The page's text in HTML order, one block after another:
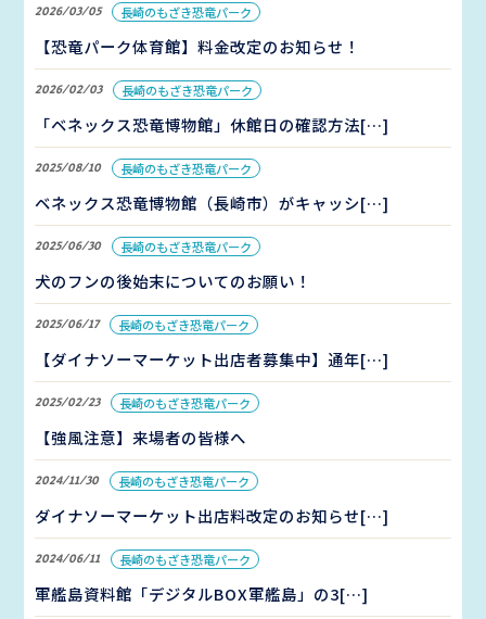
2026/03/05 長崎のもざき恐竜パーク
【恐竜パーク体育館】料金改定のお知らせ！
2026/02/03 長崎のもざき恐竜パーク
「ベネックス恐竜博物館」休館日の確認方法[…]
2025/08/10 長崎のもざき恐竜パーク
ベネックス恐竜博物館（長崎市）がキャッシ[…]
2025/06/30 長崎のもざき恐竜パーク
犬のフンの後始末についてのお願い！
2025/06/17 長崎のもざき恐竜パーク
【ダイナソーマーケット出店者募集中】通年[…]
2025/02/23 長崎のもざき恐竜パーク
【強風注意】来場者の皆様へ
2024/11/30 長崎のもざき恐竜パーク
ダイナソーマーケット出店料改定のお知らせ[…]
2024/06/11 長崎のもざき恐竜パーク
軍艦島資料館「デジタルBOX軍艦島」の3[…]